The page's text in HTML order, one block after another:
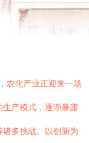
农化产业正迎来一场
产模式，逐渐暴露
多挑战。以创新为